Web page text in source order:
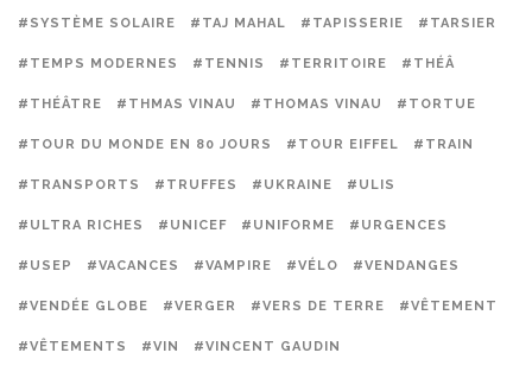
#SYSTÈME SOLAIRE #TAJ MAHAL #TAPISSERIE #TARSIER
#TEMPS MODERNES #TENNIS #TERRITOIRE #THÉÂ
#THÉÂTRE #THMAS VINAU #THOMAS VINAU #TORTUE
#TOUR DU MONDE EN 80 JOURS #TOUR EIFFEL #TRAIN
#TRANSPORTS #TRUFFES #UKRAINE #ULIS
#ULTRA RICHES #UNICEF #UNIFORME #URGENCES
#USEP #VACANCES #VAMPIRE #VÉLO #VENDANGES
#VENDÉE GLOBE #VERGER #VERS DE TERRE #VÊTEMENT
#VÊTEMENTS #VIN #VINCENT GAUDIN